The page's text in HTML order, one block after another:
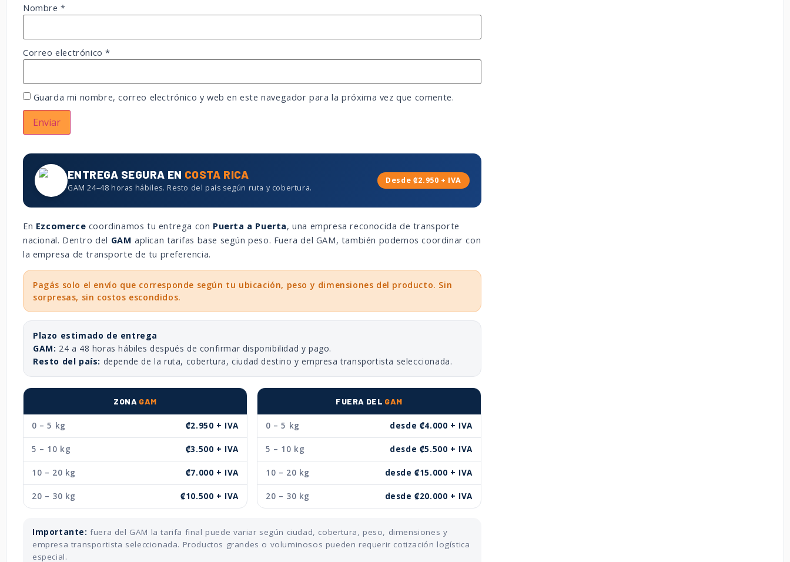
Nombre*
Correo electrónico*
Guarda mi nombre, correo electrónico y web en este navegador para la próxima vez que comente.
ENTREGA SEGURA EN COSTA RICA
GAM 24–48 horas hábiles. Resto del país según ruta y cobertura.
Desde ₡2.950 + IVA
En Ezcomerce coordinamos tu entrega con Puerta a Puerta, una empresa reconocida de transporte
nacional. Dentro del GAM aplican tarifas base según peso. Fuera del GAM, también podemos coordinar con
la empresa de transporte de tu preferencia.
Pagás solo el envío que corresponde según tu ubicación, peso y dimensiones del producto. Sin
sorpresas, sin costos escondidos.
Plazo estimado de entrega
GAM: 24 a 48 horas hábiles después de confirmar disponibilidad y pago.
Resto del país: depende de la ruta, cobertura, ciudad destino y empresa transportista seleccionada.
ZONA GAM
0 – 5 kg ₡2.950 + IVA
5 – 10 kg ₡3.500 + IVA
10 – 20 kg ₡7.000 + IVA
20 – 30 kg ₡10.500 + IVA
FUERA DEL GAM
0 – 5 kg desde ₡4.000 + IVA
5 – 10 kg desde ₡5.500 + IVA
10 – 20 kg desde ₡15.000 + IVA
20 – 30 kg desde ₡20.000 + IVA
Importante: fuera del GAM la tarifa final puede variar según ciudad, cobertura, peso, dimensiones y
empresa transportista seleccionada. Productos grandes o voluminosos pueden requerir cotización logística
especial.